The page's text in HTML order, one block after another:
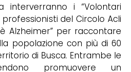
interverranno i “Volontari
professionisti del Circolo Acli
Alzheimer” per raccontare
popolazione con più di 60
di Busca. Entrambe le
promuovere un